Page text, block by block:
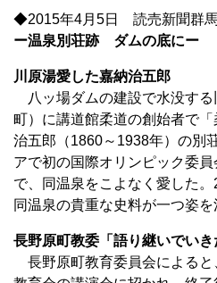
◆2015年4月5日 読売新聞群
ー温泉別荘跡 ダムの底にー
川原湯愛した嘉納治五郎
八ッ場ダムの建設で水没する
町）に講道館柔道の創始者で
治五郎（1860～1938年）の別
アで初の国際オリンピック委
で、同温泉をこよなく愛した。
同温泉の貴重な史料が一つ姿を
長野原町教委「語り継いでいき
長野原町教育委員会によると